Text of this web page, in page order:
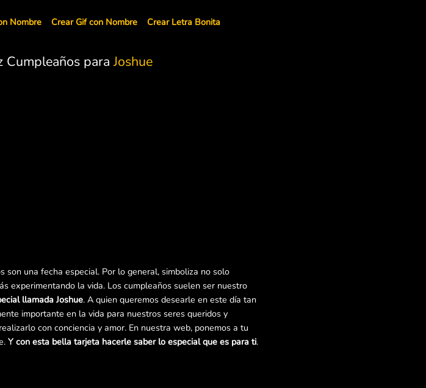
Nombre Crear Gif con Nombre Crear Letra Bonita
Cumpleaños paraJoshue
son una fecha especial. Por lo general, simboliza no solo
experimentando la vida. Los cumpleaños suelen ser nuestro
llamada Joshue. A quien queremos desearle en este día tan
importante en la vida para nuestros seres queridos y
con conciencia y amor. En nuestra web, ponemos a tu
Y con esta bella tarjeta hacerle saber lo especial que es para ti.